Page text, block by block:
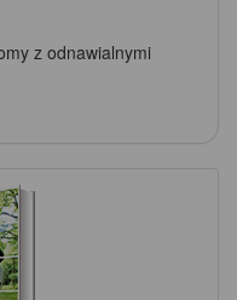
z odnawialnymi